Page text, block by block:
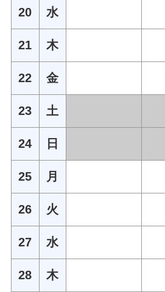
20 水
21 木
22 金
23 土
24 日
25 月
26 火
27 水
28 木